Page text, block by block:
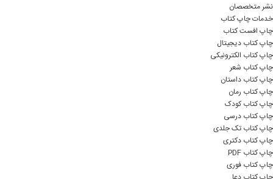
نشر متخصصان
خدمات چاپ کتاب
چاپ افست کتاب
چاپ کتاب دیجیتال
چاپ کتاب الکترونیکی
چاپ کتاب شعر
چاپ کتاب داستان
چاپ کتاب رمان
چاپ کتاب کودک
چاپ کتاب درسی
چاپ کتاب تک جلدی
چاپ کتاب دکتری
چاپ کتاب PDF
چاپ کتاب فوری